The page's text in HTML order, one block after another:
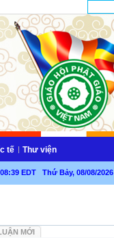
tế Thư viện
08:39 EDT Thứ Bảy, 08/08/2026
MỚI